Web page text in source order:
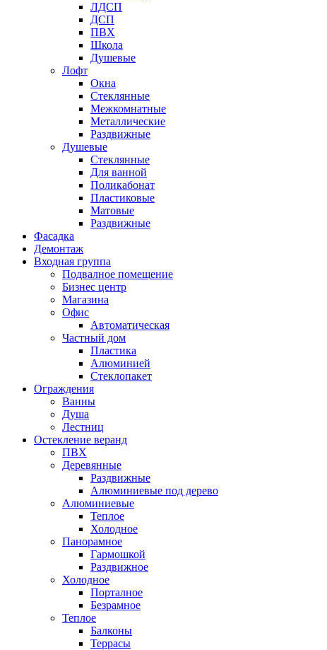
ЛДСП
ДСП
ПВХ
Школа
Душевые
Лофт
Окна
Стеклянные
Межкомнатные
Металлические
Раздвижные
Душевые
Стеклянные
Для ванной
Поликабонат
Пластиковые
Матовые
Раздвижные
Фасадка
Демонтаж
Входная группа
Подвалное помещение
Бизнес центр
Магазина
Офис
Автоматическая
Частный дом
Пластика
Алюминией
Стеклопакет
Ограждения
Ванны
Душа
Лестниц
Остекление веранд
ПВХ
Деревянные
Раздвижные
Алюминиевые под дерево
Алюминиевые
Теплое
Холодное
Панорамное
Гармошкой
Раздвижное
Холодное
Порталное
Безрамное
Теплое
Балконы
Террасы